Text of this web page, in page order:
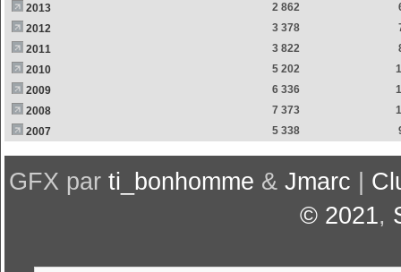
2013
2 862
2012
3 378
2011
3 822
2010
5 202
2009
6 336
2008
7 373
2007
5 338
GFX par ti_bonhomme & Jmarc
© 2021,